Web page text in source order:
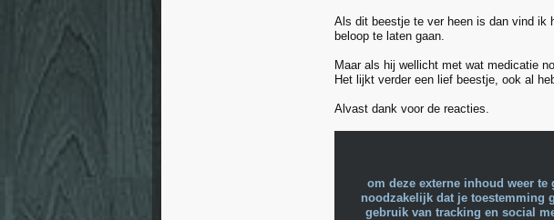
Als dit beestje te ver heen is dan vind ik
beloop te laten gaan.
Maar als hij wellicht met wat medicatie
Het lijkt verder een lief beestje, ook al
Alvast dank voor de reacties.
om deze externe inhoud weer te
noodzakelijk dat je toestemming
gebruik van tracking en social